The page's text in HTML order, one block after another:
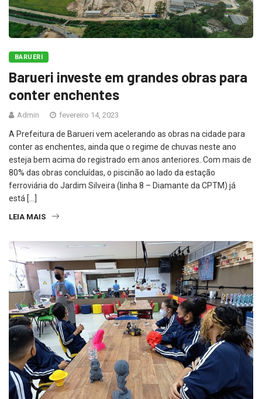
BARUERI
Barueri investe em grandes obras para
conter enchentes
Admin fevereiro 14, 2023
A Prefeitura de Barueri vem acelerando as obras na cidade para
conter as enchentes, ainda que o regime de chuvas neste ano
esteja bem acima do registrado em anos anteriores. Com mais de
80% das obras concluídas, o piscinão ao lado da estação
ferroviária do Jardim Silveira (linha 8 – Diamante da CPTM) já
está […]
LEIA MAIS